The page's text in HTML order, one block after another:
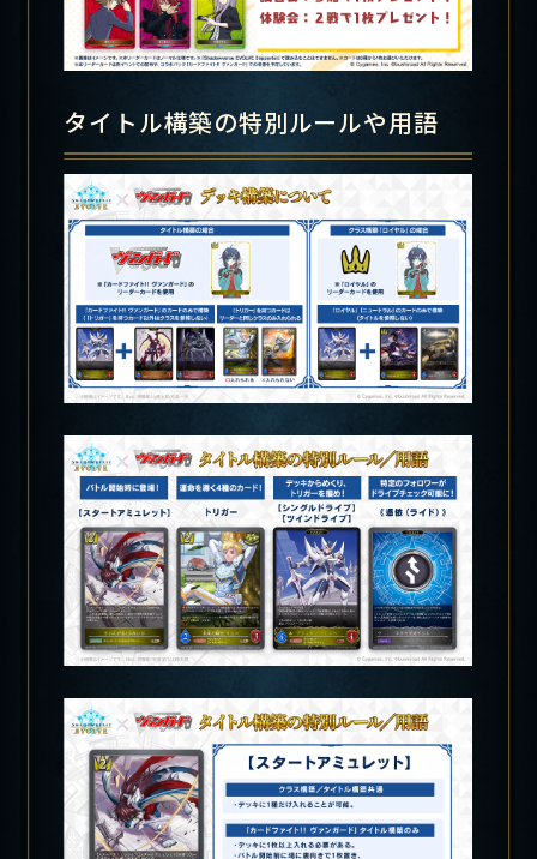
タイトル構築の特別ルールや用語